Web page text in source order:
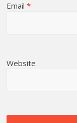
Email*
Website